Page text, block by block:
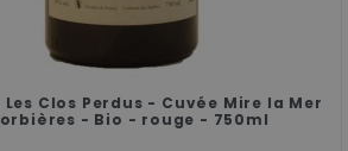
Clos Perdus - Cuvée Mire la Mer
- Bio - rouge - 750ml